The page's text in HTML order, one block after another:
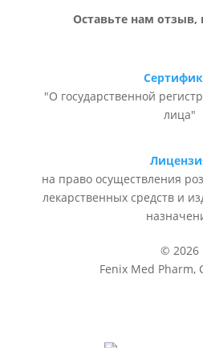
Оставьте нам отзыв,
"О государственной
лица"
на право осуществления
лекарственных средств и
© 2026
Fenix Med Pharm,